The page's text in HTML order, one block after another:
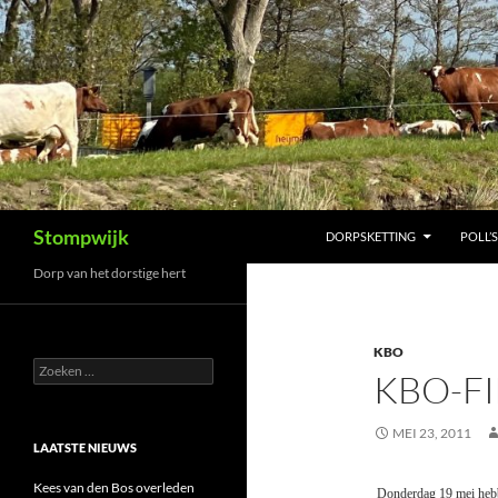
Ga
naar
de
inhoud
Stompwijk DORPSKETTING POLL’S
KBO
KBO-
MEI 23, 2011
Donderdag 19 mei
Dorp van het dorstige hert
Zoeken
naar:
LAATSTE NIEUWS
Kees van den Bos overleden